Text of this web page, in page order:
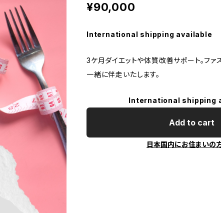
¥90,000
International shipping available
3ケ月ダイエットや体質改善サポート。ファ
一緒に伴走いたします。
International shipping
Add to cart
日本国内にお住まいの